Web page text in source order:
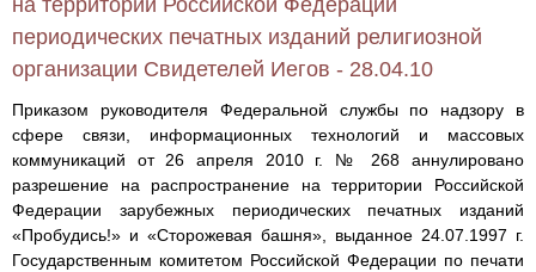
на территории Российской Федерации
периодических печатных изданий религиозной
организации Свидетелей Иегов - 28.04.10
Приказом руководителя Федеральной службы по надзору в
сфере связи, информационных технологий и массовых
коммуникаций от 26 апреля 2010 г. № 268 аннулировано
разрешение на распространение на территории Российской
Федерации зарубежных периодических печатных изданий
«Пробудись!» и «Сторожевая башня», выданное 24.07.1997 г.
Государственным комитетом Российской Федерации по печати